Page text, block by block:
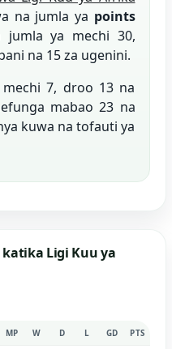
na jumla ya points
jumla ya mechi 30,
na 15 za ugenini.
mechi 7, droo 13 na
mabao 23 na
kuwa na tofauti ya
Ligi Kuu ya
MP W D L GD PTS